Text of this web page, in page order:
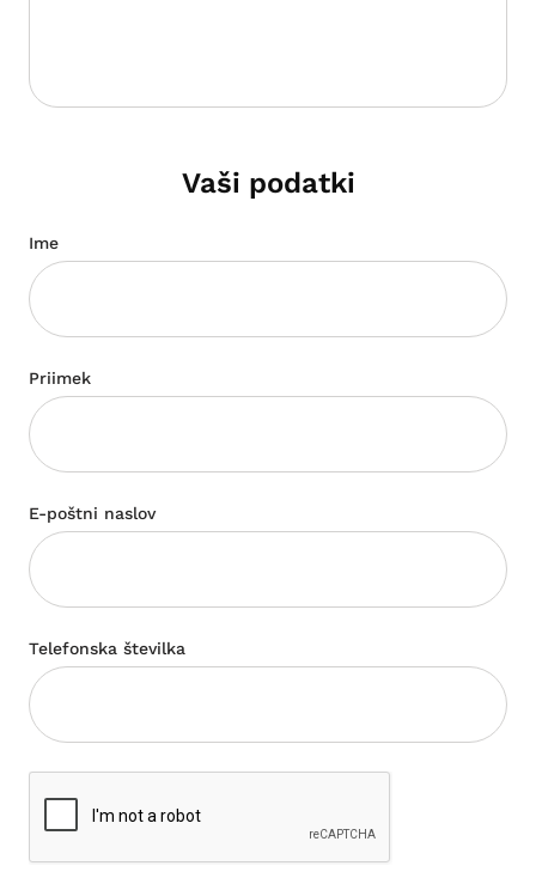
Vaši podatki
Ime
Priimek
E-poštni naslov
Telefonska številka